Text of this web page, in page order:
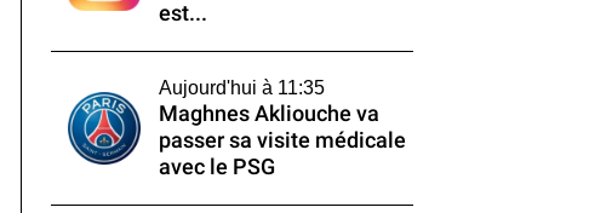
est...
Aujourd'hui à 11:35
Maghnes Akliouche va
passer sa visite médicale
avec le PSG